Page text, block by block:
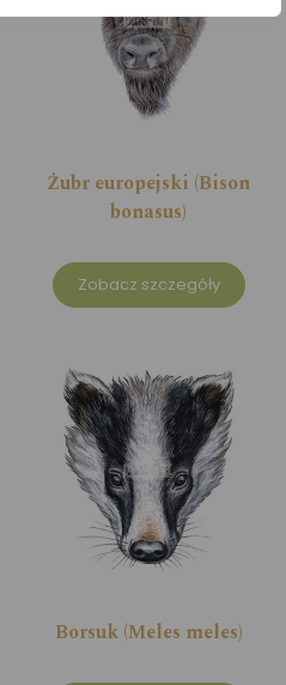
Żubr europejski (Bison
bonasus)
Zobacz szczegóły
Borsuk (Meles meles)